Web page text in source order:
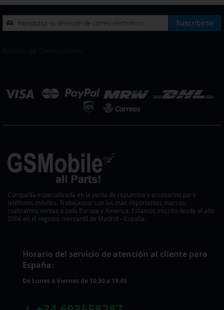
Inscríbase
a
Suscribirse
Compañía especializada en la venta de repuestos y accesorios para
teléfonos móviles. Trabajamos con las más importantes marcas,
realizamos ventas a toda Europa y America. Estamos inscrito desde el año
2006 en el registro mercantil de Madrid – España.
Horario del servicio de atención al cliente para
España:
De Lunes a Viernes de 10:30 a 19:45